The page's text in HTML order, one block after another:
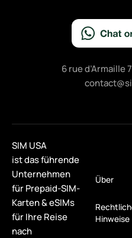
6 rue d’Armaille
SIM USA
ist das führende
Unternehmen
für Prepaid-SIM-
Karten & eSIMs
für Ihre Reise
nach
Über
Hinweise